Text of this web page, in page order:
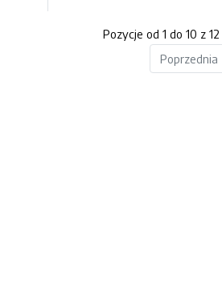
Pozycje od 1 do 10 z 12
Poprzednia